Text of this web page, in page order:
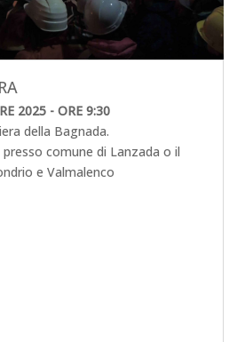
2025 - ORE 9:30
della Bagnada.
comune di Lanzada o il
e Valmalenco